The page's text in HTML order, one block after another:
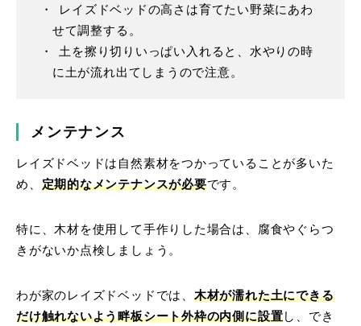
レイズドベッドの高さは育てたい野菜にあわ
せて調整する。
土を擦り切りいっぱい入れると、水やりの時
に土が流れ出てしまうので注意。
メンテナンス
レイズドベッドは自然素材をつかっていることが多いた
め、 定期的なメンテナンスが必要です。
特に、木材を使用して手作りした場合は、腐食やぐらつ
きがないか点検しましょう。
わが家のレイズドベッドでは、 木材が濡れた土にできる
だけ触れないよう畔板シート外枠の内側に設置し、でき